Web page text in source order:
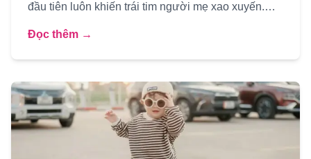
đầu tiên luôn khiến trái tim người mẹ xao xuyến.
Đọc thêm →